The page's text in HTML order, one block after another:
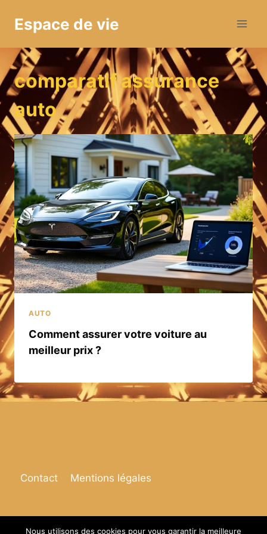
Espace de vie
comparatif assurance
auto
AUTO
Comment assurer votre voiture au
meilleur prix ?
Contact Mentions légales
Nous utilisons des cookies pour vous garantir la meilleure